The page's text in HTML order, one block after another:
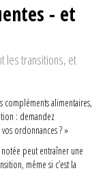
- et
les transitions, et
compléments alimentaires,
: demandez
ordonnances ? »
peut entraîner une
même si c’est la